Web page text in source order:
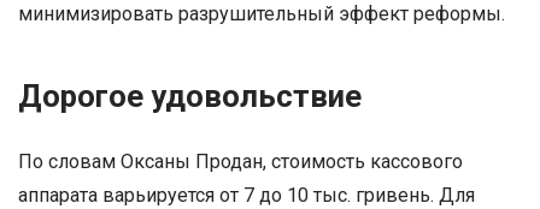
минимизировать разрушительный эффект реформы.
Дорогое удовольствие
По словам Оксаны Продан, стоимость кассового
аппарата варьируется от 7 до 10 тыс. гривень. Для